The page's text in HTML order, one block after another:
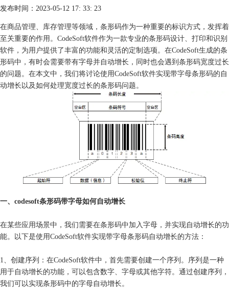
发布时间：2023-05-12 17: 33: 23
在商品管理、库存管理等领域，条形码作为一种重要的标识方式，发挥着
至关重要的作用。CodeSoft软件作为一款专业的条形码设计、打印和识别
软件，为用户提供了丰富的功能和灵活的定制选项。在CodeSoft生成的条
形码中，有时会需要带有字母并自动增长，同时也会遇到条形码宽度过长
的问题。在本文中，我们将讨论使用CodeSoft软件实现带字母条形码的自
动增长以及如何处理宽度过长的条形码问题。
一、codesoft条形码带字母如何自动增长
在某些应用场景中，我们需要在条形码中加入字母，并实现自动增长的功
能。以下是使用CodeSoft软件实现带字母条形码自动增长的方法：
1、创建序列：在CodeSoft软件中，首先需要创建一个序列。序列是一种
用于自动增长的功能，可以包含数字、字母或其他字符。通过创建序列，
我们可以实现条形码中的字母自动增长。